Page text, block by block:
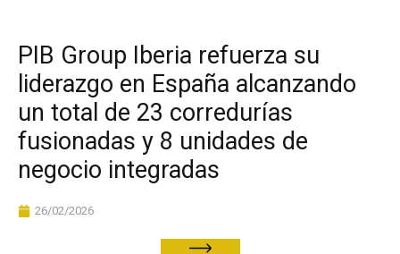
PIB Group Iberia refuerza su
liderazgo en España alcanzando
un total de 23 corredurías
fusionadas y 8 unidades de
negocio integradas
26/02/2026